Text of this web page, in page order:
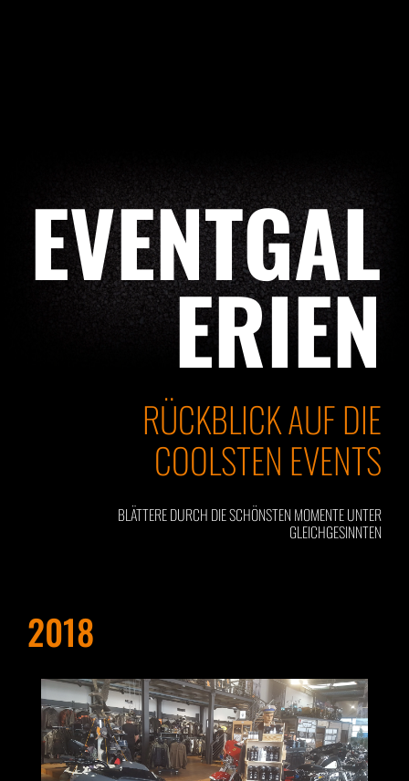
EVENTGAL
ERIEN
RÜCKBLICK AUF DIE
COOLSTEN EVENTS
BLÄTTERE DURCH DIE SCHÖNSTEN MOMENTE UNTER
GLEICHGESINNTEN
2018